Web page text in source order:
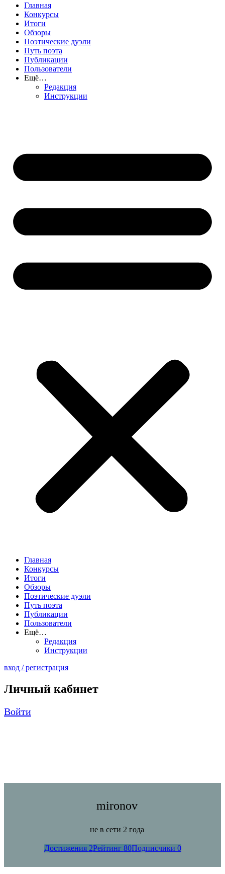
Главная
Конкурсы
Итоги
Обзоры
Поэтические дуэли
Путь поэта
Публикации
Пользователи
Ещё…
Редакция
Инструкции
Главная
Конкурсы
Итоги
Обзоры
Поэтические дуэли
Путь поэта
Публикации
Пользователи
Ещё…
Редакция
Инструкции
вход / регистрация
Личный кабинет
Войти
mironov
не в сети 2 года
Достижения 2Рейтинг 80Подписчики 0